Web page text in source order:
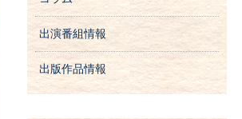
出演番組情報
出版作品情報